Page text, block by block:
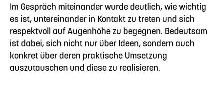
Im Gespräch miteinander wurde deutlich, wie wichtig
es ist, untereinander in Kontakt zu treten und sich
respektvoll auf Augenhöhe zu begegnen. Bedeutsam
ist dabei, sich nicht nur über Ideen, sondern auch
konkret über deren praktische Umsetzung
auszutauschen und diese zu realisieren.